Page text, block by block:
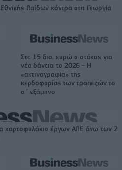
Παίδων κόντρα στη Γεωργία
Στα 15 δισ. ευρώ ο στόχος για
νέα δάνεια το 2026 - Η
«ακτινογραφία» της
κερδοφορίας των τραπεζών το
α΄ εξάμηνο
χαρτοφυλάκιο έργων ΑΠΕ άνω των 2